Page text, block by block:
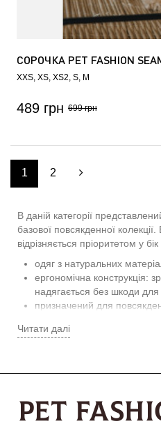
СОРОЧКА PET FASHION
XXS XS XS2 S M
489 грн 699 грн
1 2
В даній категорії
базової повсякденної
відрізняється пріоритетом у
одяг з натуральних
ергономічна конструкція:
надягається без шкоди для
призначений для
обтяжений декоративними
дозволяє довго гуляти в
що дозволяє полегшити
розчісувати і купати.
Читати далі